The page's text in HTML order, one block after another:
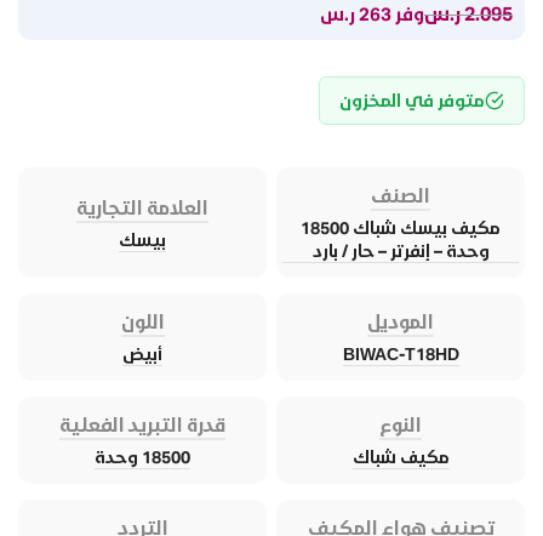
2.095ر.سوفر 263 ر.س
متوفر في المخزون
الصنف
مكيف بيسك شباك 18500
وحدة – إنفرتر – حار / بارد
العلامة التجارية
بيسك
الموديل
BIWAC-T18HD
اللون
أبيض
النوع
مكيف شباك
قدرة التبريد الفعلية
18500 وحدة
تصنيف هواء المكيف التردد